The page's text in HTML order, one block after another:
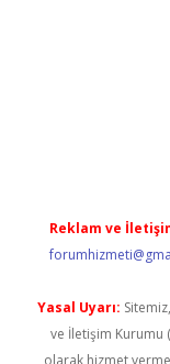
Reklam ve
Yasal Uyarı:
ve İletişim Kurumu
olarak hizmet